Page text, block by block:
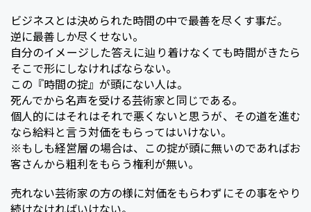
ビジネスとは決められた時間の中で最善を尽くす事だ。
逆に最善しか尽くせない。
自分のイメージした答えに辿り着けなくても時間がきたら
そこで形にしなければならない。
この『時間の掟』が頭にない人は。
死んでから名声を受ける芸術家と同じである。
個人的にはそれはそれで悪くないと思うが、その道を進む
なら給料と言う対価をもらってはいけない。
※もしも経営層の場合は、この掟が頭に無いのであればお
客さんから粗利をもらう権利が無い。
売れない芸術家の方の様に対価をもらわずにその事をやり
続けなければいけない。